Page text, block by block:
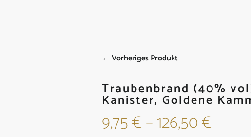
← Vorheriges Produkt
Traubenbrand (40%
Kanister, Goldene
9,75€–126,50€